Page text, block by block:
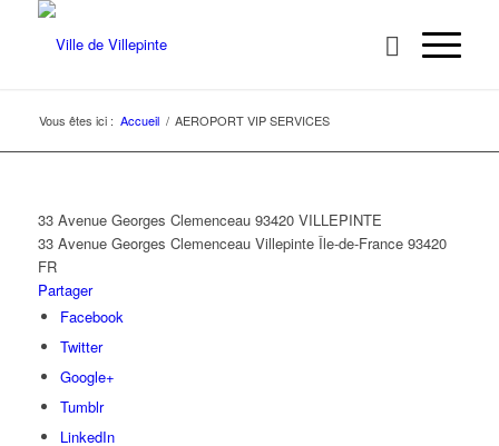
Vous êtes ici : Accueil / AEROPORT VIP SERVICES
33 Avenue Georges Clemenceau 93420 VILLEPINTE
33 Avenue Georges Clemenceau Villepinte Île-de-France 93420
FR
Partager
Facebook
Twitter
Google+
Tumblr
LinkedIn